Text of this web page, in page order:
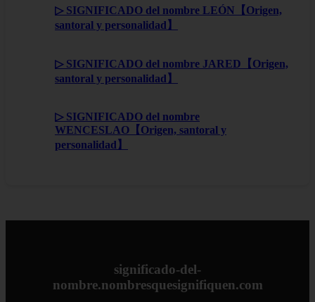
▷ SIGNIFICADO del nombre LEÓN【Origen,
santoral y personalidad】
▷ SIGNIFICADO del nombre JARED【Origen,
santoral y personalidad】
▷ SIGNIFICADO del nombre
WENCESLAO【Origen, santoral y
personalidad】
significado-del-
nombre.nombresquesignifiquen.com